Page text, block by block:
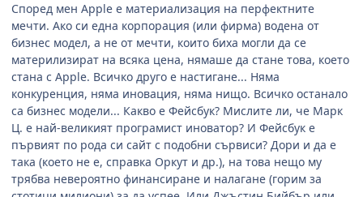
Според мен Apple е материализация на перфектните
мечти. Ако си една корпорация (или фирма) водена от
бизнес модел, а не от мечти, които биха могли да се
материлизират на всяка цена, нямаше да стане това, което
стана с Apple. Всичко друго е настигане... Няма
конкуренция, няма иновация, няма нищо. Всичко останало
са бизнес модели... Какво е Фейсбук? Мислите ли, че Марк
Ц. е най-великият програмист иноватор? И Фейсбук е
първият по рода си сайт с подобни сървиси? Дори и да е
така (което не е, справка Оркут и др.), на това нещо му
трябва невероятно финансиране и налагане (горим за